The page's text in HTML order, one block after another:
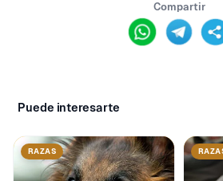
Compartir
Puede interesarte
RAZAS